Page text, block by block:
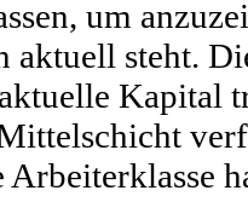
um
aktuell steht.
Kapital